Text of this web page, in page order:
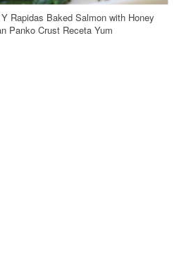
Rapidas Baked Salmon with Honey
Panko Crust Receta Yum